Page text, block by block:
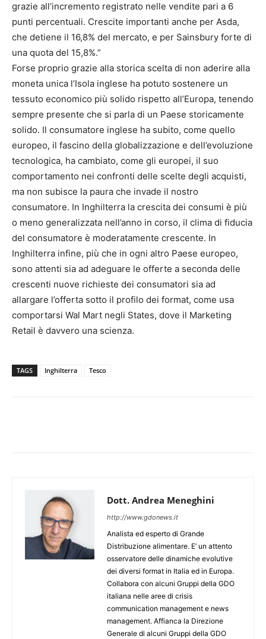
grazie all’incremento registrato nelle vendite pari a 6
punti percentuali. Crescite importanti anche per Asda,
che detiene il 16,8% del mercato, e per Sainsbury forte di
una quota del 15,8%.”
Forse proprio grazie alla storica scelta di non aderire alla
moneta unica l’Isola inglese ha potuto sostenere un
tessuto economico più solido rispetto all’Europa, tenendo
sempre presente che si parla di un Paese storicamente
solido. Il consumatore inglese ha subito, come quello
europeo, il fascino della globalizzazione e dell’evoluzione
tecnologica, ha cambiato, come gli europei, il suo
comportamento nei confronti delle scelte degli acquisti,
ma non subisce la paura che invade il nostro
consumatore. In Inghilterra la crescita dei consumi è più
o meno generalizzata nell’anno in corso, il clima di fiducia
del consumatore è moderatamente crescente. In
Inghilterra infine, più che in ogni altro Paese europeo,
sono attenti sia ad adeguare le offerte a seconda delle
crescenti nuove richieste dei consumatori sia ad
allargare l’offerta sotto il profilo dei format, come usa
comportarsi Wal Mart negli States, dove il Marketing
Retail è davvero una scienza.
TAGS Inghilterra Tesco
Dott. Andrea Meneghini
http://www.gdonews.it
Analista ed esperto di Grande
Distribuzione alimentare. E’ un attento
osservatore delle dinamiche evolutive
dei diversi format in Italia ed in Europa.
Collabora con alcuni Gruppi della GDO
italiana nelle aree di crisis
communication management e news
management. Affianca la Direzione
Generale di alcuni Gruppi della GDO